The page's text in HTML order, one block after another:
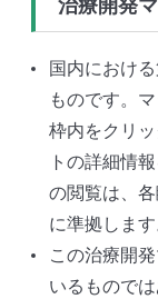
国内におけ
ものです。
枠内をクリ
トの詳細情
の閲覧は、
に準拠します
この治療開
いるもので